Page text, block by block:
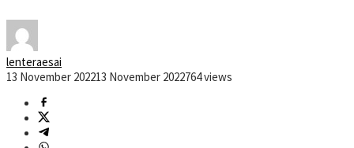
lenteraesai
13 November 202213 November 2022764 views